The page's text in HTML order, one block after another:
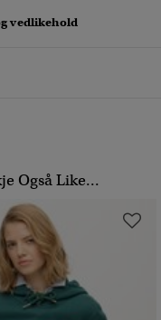
vedlikehold
Også Like...